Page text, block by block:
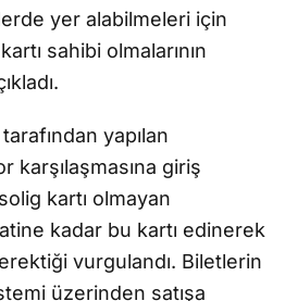
yer alabilmeleri için
sahibi olmalarının
yapılan
karşılaşmasına giriş
kartı olmayan
kadar bu kartı edinerek
vurgulandı. Biletlerin
üzerinden satışa